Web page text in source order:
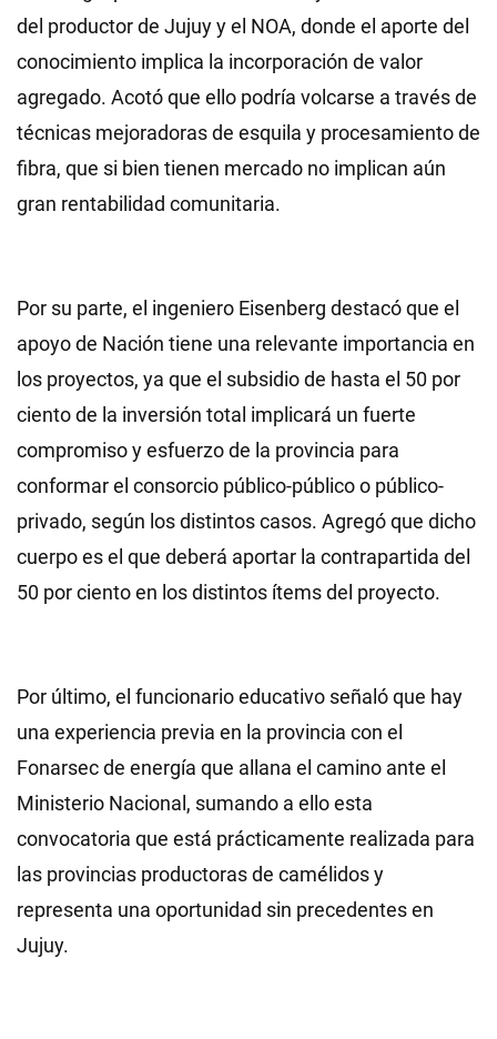
del productor de Jujuy y el NOA, donde el aporte del
conocimiento implica la incorporación de valor
agregado. Acotó que ello podría volcarse a través de
técnicas mejoradoras de esquila y procesamiento de
fibra, que si bien tienen mercado no implican aún
gran rentabilidad comunitaria.
Por su parte, el ingeniero Eisenberg destacó que el
apoyo de Nación tiene una relevante importancia en
los proyectos, ya que el subsidio de hasta el 50 por
ciento de la inversión total implicará un fuerte
compromiso y esfuerzo de la provincia para
conformar el consorcio público-público o público-
privado, según los distintos casos. Agregó que dicho
cuerpo es el que deberá aportar la contrapartida del
50 por ciento en los distintos ítems del proyecto.
Por último, el funcionario educativo señaló que hay
una experiencia previa en la provincia con el
Fonarsec de energía que allana el camino ante el
Ministerio Nacional, sumando a ello esta
convocatoria que está prácticamente realizada para
las provincias productoras de camélidos y
representa una oportunidad sin precedentes en
Jujuy.